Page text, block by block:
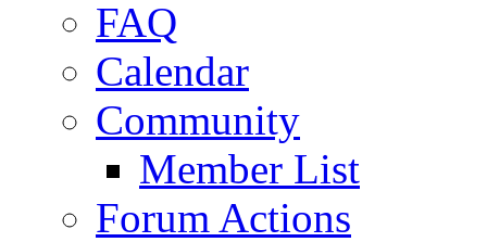
FAQ
Calendar
Community
Member List
Forum Actions